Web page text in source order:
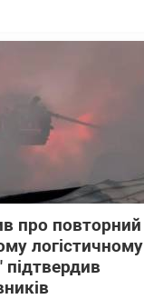
про повторний
логістичному
підтвердив